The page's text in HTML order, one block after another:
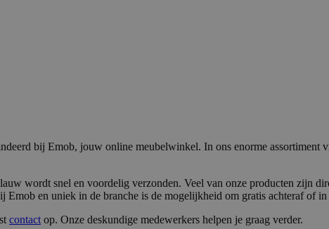
bij Emob, jouw online meubelwinkel. In ons enorme assortiment
wordt snel en voordelig verzonden. Veel van onze producten zijn
en uniek in de branche is de mogelijkheid om gratis achteraf of in
contact op. Onze deskundige medewerkers helpen je graag verder.